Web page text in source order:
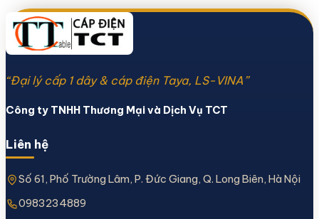
“Đại lý cấp 1 dây & cáp điện Taya, LS-VINA”
Công ty TNHH Thương Mại và Dịch Vụ TCT
Liên hệ
Số 61, Phố Trường Lâm, P. Đức Giang, Q. Long Biên, Hà Nội
0983234889